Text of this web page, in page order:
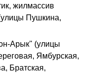
жилмассив
Пушкина,
Арык" (улицы
Ямбурская,
Братская,